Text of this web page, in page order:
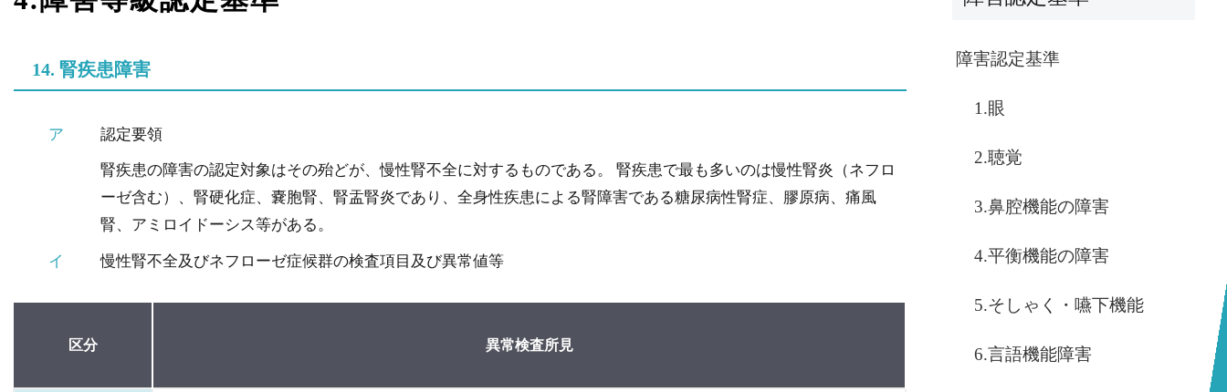
14. 腎疾患障害
ア 認定要領
腎疾患の障害の認定対象はその殆どが、慢性腎不全に対するものである。 腎疾患で最も多いのは慢性腎炎（ネフロ
ーゼ含む）、腎硬化症、嚢胞腎、腎盂腎炎であり、全身性疾患による腎障害である糖尿病性腎症、膠原病、痛風
腎、アミロイドーシス等がある。
イ 慢性腎不全及びネフローゼ症候群の検査項目及び異常値等
区分 異常検査所見
障害認定基準
1.眼
2.聴覚
3.鼻腔機能の障害
4.平衡機能の障害
5.そしゃく・嚥下機能
6.言語機能障害